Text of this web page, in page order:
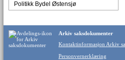
Politikk Bydel Østensjø
Arkiv saksdokumenter
Kontaktinformasjon Arkiv
Personvernerklæring